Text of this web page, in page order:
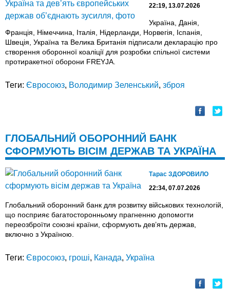
22:19, 13.07.2026
Україна, Данія,
Франція, Німеччина, Італія, Нідерланди, Норвегія, Іспанія,
Швеція, Україна та Велика Британія підписали декларацію про
створення оборонної коаліції для розробки спільної системи
протиракетної оборони FREYJA.
Теги: Євросоюз, Володимир Зеленський, зброя
ГЛОБАЛЬНИЙ ОБОРОННИЙ БАНК
СФОРМУЮТЬ ВІСІМ ДЕРЖАВ ТА УКРАЇНА
Тарас ЗДОРОВИЛО
22:34, 07.07.2026
Глобальний оборонний банк для розвитку військових технологій,
що посприяє багатосторонньому прагненню допомогти
переозброїти союзні країни, сформують дев’ять держав,
включно з Україною.
Теги: Євросоюз, гроші, Канада, Україна